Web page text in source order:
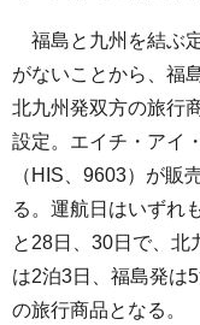
福島と九州を結ぶ
がないことから、福
北九州発双方の旅行
設定。エイチ・アイ
（HIS、9603）が販
る。運航日はいずれ
と28日、30日で、北
は2泊3日、福島発は5
の旅行商品となる。